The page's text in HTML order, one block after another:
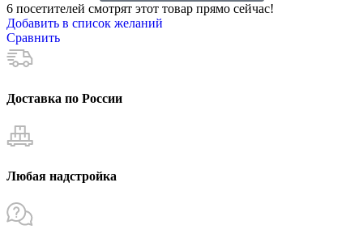
6 посетителей смотрят этот товар прямо сейчас!
Добавить в список желаний
Сравнить
Доставка по России
Любая надстройка